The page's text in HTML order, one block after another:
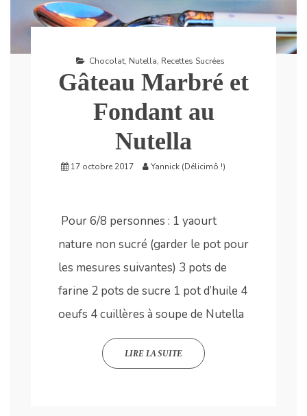
Chocolat, Nutella, Recettes Sucrées
Gâteau Marbré et
Fondant au
Nutella
17 octobre 2017 Yannick (Délicimô !)
Pour 6/8 personnes : 1 yaourt
nature non sucré (garder le pot pour
les mesures suivantes) 3 pots de
farine 2 pots de sucre 1 pot d’huile 4
oeufs 4 cuillères à soupe de Nutella
LIRE LA SUITE